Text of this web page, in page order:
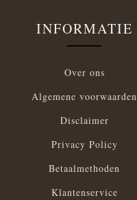
INFORMATIE
Over ons
Algemene voorwaarden
Disclaimer
Privacy Policy
Betaalmethoden
Klantenservice